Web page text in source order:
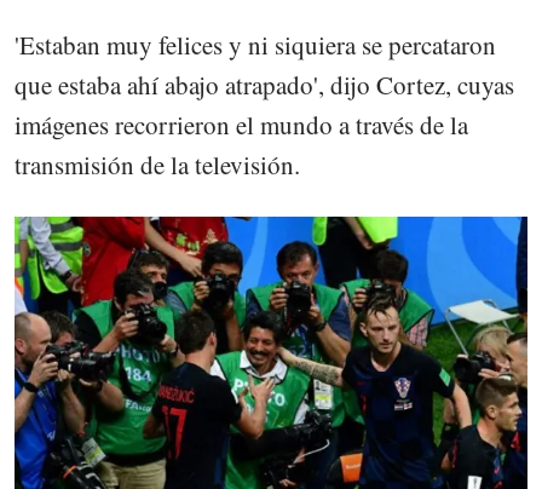
'Estaban muy felices y ni siquiera se percataron
que estaba ahí abajo atrapado', dijo Cortez, cuyas
imágenes recorrieron el mundo a través de la
transmisión de la televisión.